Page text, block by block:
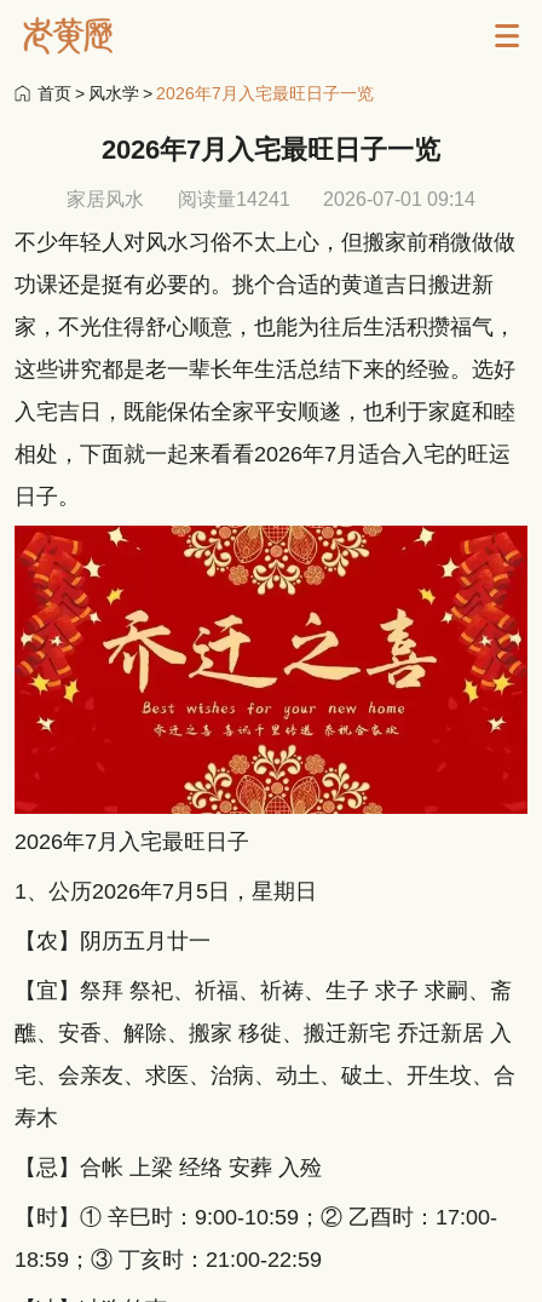
首页> 风水学> 2026年7月入宅最旺日子一览
2026年7月入宅最旺日子一览
家居风水 阅读量14241 2026-07-01 09:14
不少年轻人对风水习俗不太上心，但搬家前稍微做做
功课还是挺有必要的。挑个合适的黄道吉日搬进新
家，不光住得舒心顺意，也能为往后生活积攒福气，
这些讲究都是老一辈长年生活总结下来的经验。选好
入宅吉日，既能保佑全家平安顺遂，也利于家庭和睦
相处，下面就一起来看看2026年7月适合入宅的旺运
日子。
2026年7月入宅最旺日子
1、公历2026年7月5日，星期日
【农】阴历五月廿一
【宜】祭拜 祭祀、祈福、祈祷、生子 求子 求嗣、斋
醮、安香、解除、搬家 移徙、搬迁新宅 乔迁新居 入
宅、会亲友、求医、治病、动土、破土、开生坟、合
寿木
【忌】合帐 上梁 经络 安葬 入殓
【时】① 辛巳时：9:00-10:59；② 乙酉时：17:00-
18:59；③ 丁亥时：21:00-22:59